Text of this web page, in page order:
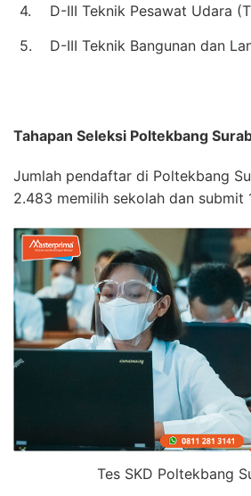
4.
D-III Teknik Pesawat Udara
5.
D-III Teknik Bangunan dan
Tahapan Seleksi Poltekbang
Jumlah pendaftar di Poltekbang
2.483 memilih sekolah dan submit
Tes SKD Poltekbang